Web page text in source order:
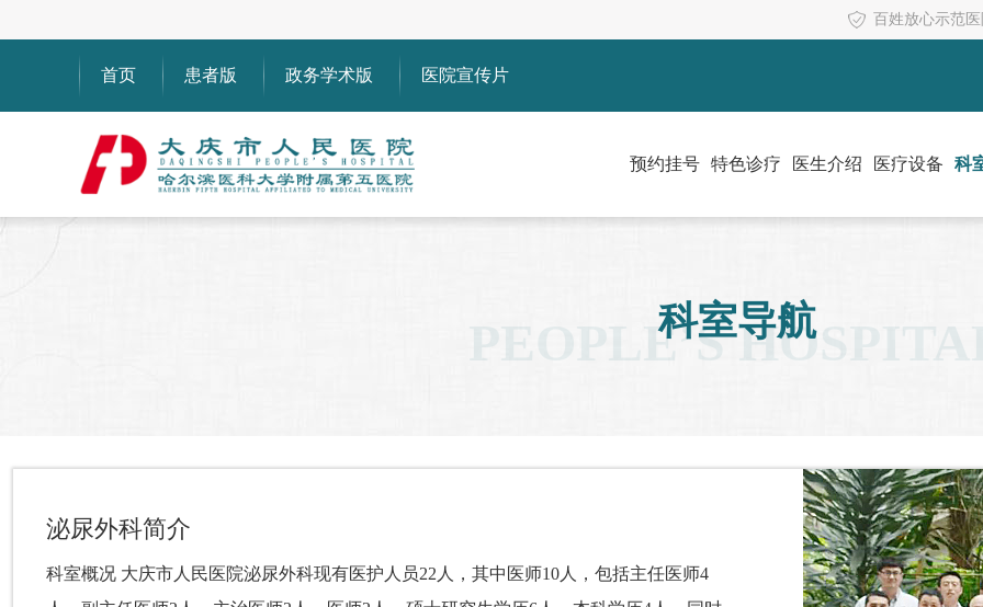
百姓放心示范
首页 患者版 政务学术版 医院宣传片
预约挂号 特色诊疗 医生介绍 医疗设备 科
科室导航
PEOPLE’S
泌尿外科简介
科室概况 大庆市人民医院泌尿外科现有医护人员22人，其中医师10人，包括主任医师4